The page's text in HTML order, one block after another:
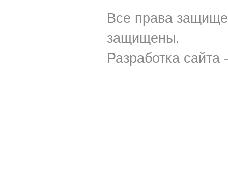
Все права
защищены.
Разработка